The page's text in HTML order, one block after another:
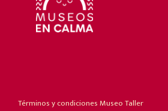
Términos y condiciones Museo Taller